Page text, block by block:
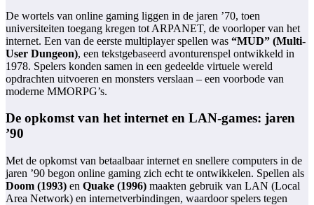
De wortels van online gaming liggen in de jaren ’70, toen
universiteiten toegang kregen tot ARPANET, de voorloper van het
internet. Een van de eerste multiplayer spellen was “MUD” (Multi-
User Dungeon), een tekstgebaseerd avonturenspel ontwikkeld in
1978. Spelers konden samen in een gedeelde virtuele wereld
opdrachten uitvoeren en monsters verslaan – een voorbode van
moderne MMORPG’s.
De opkomst van het internet en LAN-games: jaren
’90
Met de opkomst van betaalbaar internet en snellere computers in de
jaren ’90 begon online gaming zich echt te ontwikkelen. Spellen als
Doom (1993) en Quake (1996) maakten gebruik van LAN (Local
Area Network) en internetverbindingen, waardoor spelers tegen